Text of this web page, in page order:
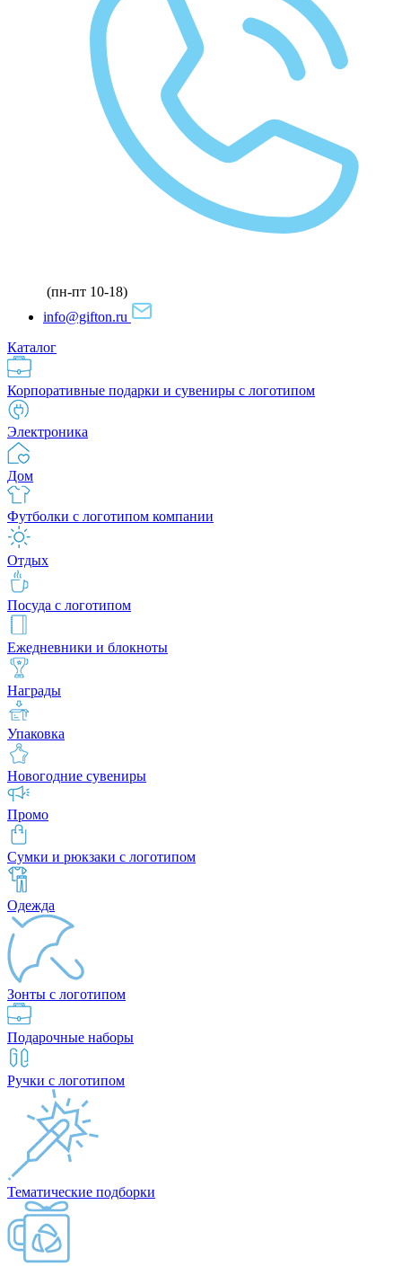
(пн-пт 10-18)
info@gifton.ru
Каталог
Корпоративные подарки и сувениры с логотипом
Электроника
Дом
Футболки с логотипом компании
Отдых
Посуда с логотипом
Ежедневники и блокноты
Награды
Упаковка
Новогодние сувениры
Промо
Сумки и рюкзаки с логотипом
Одежда
Зонты с логотипом
Подарочные наборы
Ручки с логотипом
Тематические подборки